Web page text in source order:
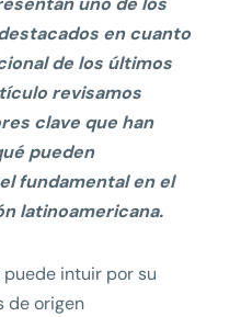
en cuanto
de los últimos
revisamos
clave que han
pueden
fundamental en el
latinoamericana.
intuir por su
de origen